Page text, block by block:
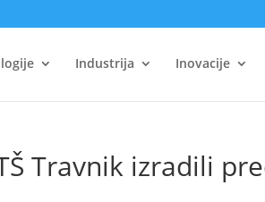
Industrija Inovacije
Travnik izradili